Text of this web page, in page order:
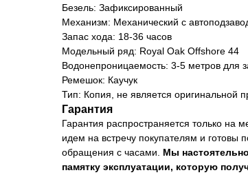
Безель: Зафиксированный
Механизм: Механический с
Запас хода: 18-36 часов
Модельный ряд: Royal Oak Offshore 44
Водонепроницаемость: 3-5 метров для
Ремешок: Каучук
Тип: Копия, не является оригинальной
Гарантия
Гарантия распространяется только на
идем на встречу покупателям и готовы
обращения с часами. Мы
памятку эксплуатации, которую